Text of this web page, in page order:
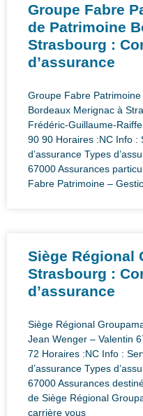
Groupe Fabre
de Patrimoine
Strasbourg :
d’assurance
Groupe Fabre
Bordeaux Merignac à
Frédéric-Guillaume-
90 90 Horaires :NC Info :
d’assurance Types
67000 Assurances
Fabre Patrimoine –
Siège Régional
Strasbourg :
d’assurance
Siège Régional
Jean Wenger – Valentin
72 Horaires :NC Info :
d’assurance Types
67000 Assurances
de Siège Régional
carrière vous